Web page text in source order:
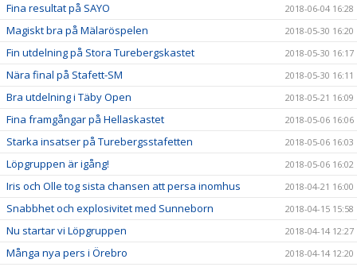
Fina resultat på SAYO 2018-06-04 16:28
Magiskt bra på Mälaröspelen 2018-05-30 16:20
Fin utdelning på Stora Turebergskastet 2018-05-30 16:17
Nära final på Stafett-SM 2018-05-30 16:11
Bra utdelning i Täby Open 2018-05-21 16:09
Fina framgångar på Hellaskastet 2018-05-06 16:06
Starka insatser på Turebergsstafetten 2018-05-06 16:03
Löpgruppen är igång! 2018-05-06 16:02
Iris och Olle tog sista chansen att persa inomhus 2018-04-21 16:00
Snabbhet och explosivitet med Sunneborn 2018-04-15 15:58
Nu startar vi Löpgruppen 2018-04-14 12:27
Många nya pers i Örebro 2018-04-14 12:20